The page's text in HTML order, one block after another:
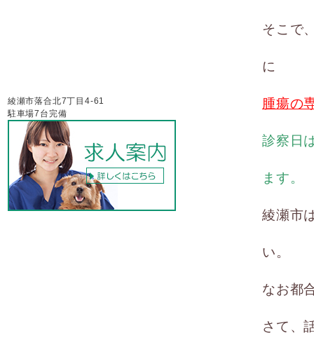
そこで
に
腫瘍の
診察日
ます。
綾瀬市
い。
なお都
さて、
綾瀬市落合北7丁目4-61
駐車場7台完備